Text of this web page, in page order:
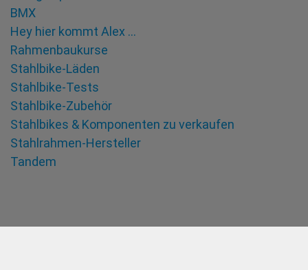
BMX
Hey hier kommt Alex …
Rahmenbaukurse
Stahlbike-Läden
Stahlbike-Tests
Stahlbike-Zubehör
Stahlbikes & Komponenten zu verkaufen
Stahlrahmen-Hersteller
Tandem